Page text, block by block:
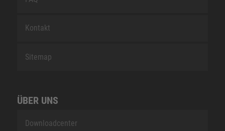
Kontakt
Sitemap
ÜBER UNS
Downloadcenter